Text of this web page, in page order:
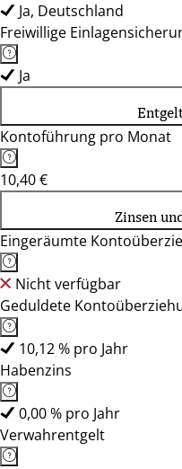
Ja, Deutschland
Freiwillige
Ja
Kontoführung pro Monat
10,40 €
Zinsen
Eingeräumte
Nicht verfügbar
Geduldete
10,12 % pro Jahr
Habenzins
0,00 % pro Jahr
Verwahrentgelt